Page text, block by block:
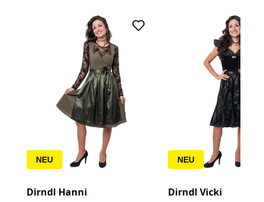
NEU
Dirndl Hanni
NEU
Dirndl Vicki